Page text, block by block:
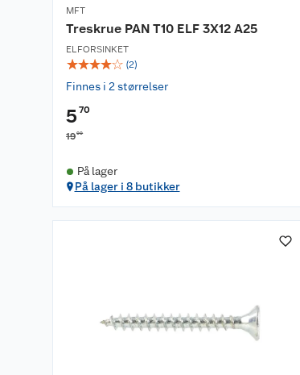
MFT
Treskrue PAN T10 ELF 3X12 A25
ELFORSINKET
☆☆☆☆☆ (2)
Finnes i 2 størrelser
5 70
1900
På lager
På lager i 8 butikker